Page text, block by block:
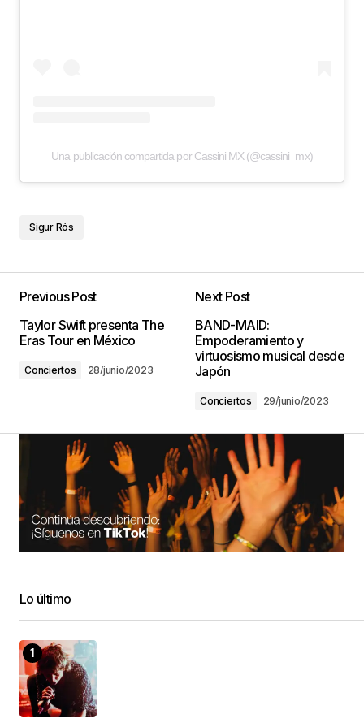
Una publicación compartida por Cassini MX (@cassini_mx)
Sigur Rós
Previous Post
Taylor Swift presenta The
Eras Tour en México
Conciertos 28/junio/2023
Next Post
BAND-MAID:
Empoderamiento y
virtuosismo musical desde
Japón
Conciertos 29/junio/2023
Lo último